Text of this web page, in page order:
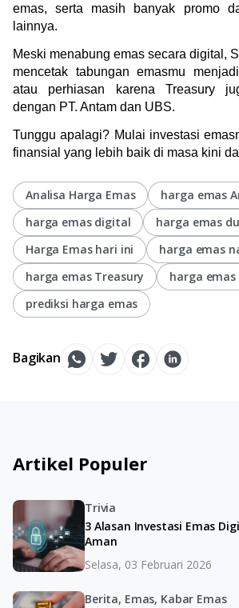
emas, serta masih banyak promo
lainnya.
Meski menabung emas secara digital,
mencetak tabungan emasmu
atau perhiasan karena Treasury
dengan PT. Antam dan UBS.
Tunggu apalagi? Mulai investasi
finansial yang lebih baik di masa kini
Analisa Harga Emas
harga emas
harga emas digital
harga emas
Harga Emas hari ini
harga emas
harga emas Treasury
harga
prediksi harga emas
Bagikan
Artikel Populer
Trivia
3 Alasan Investasi Emas
Aman
Selasa, 03 Februari 2026
Berita, Emas, Kabar Emas